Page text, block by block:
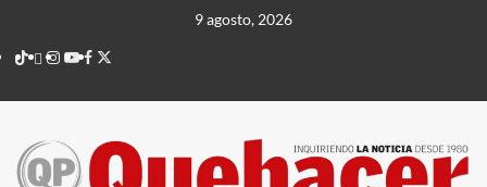
contenido
9 agosto, 2026
TikTok
threads
Instagram
Youtube
Facebook
X